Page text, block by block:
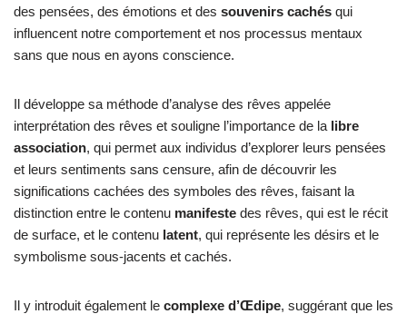
des pensées, des émotions et des souvenirs cachés qui
influencent notre comportement et nos processus mentaux
sans que nous en ayons conscience.
Il développe sa méthode d’analyse des rêves appelée
interprétation des rêves et souligne l’importance de la libre
association, qui permet aux individus d’explorer leurs pensées
et leurs sentiments sans censure, afin de découvrir les
significations cachées des symboles des rêves, faisant la
distinction entre le contenu manifeste des rêves, qui est le récit
de surface, et le contenu latent, qui représente les désirs et le
symbolisme sous-jacents et cachés.
Il y introduit également le complexe d’Œdipe, suggérant que les